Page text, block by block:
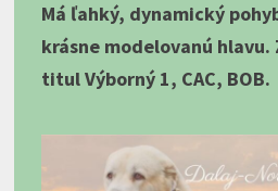
Má ľahký, dynamický
krásne modelovanú hlavu.
titul Výborný 1, CAC, BOB.